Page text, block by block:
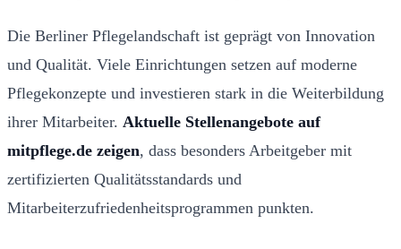
Die Berliner Pflegelandschaft ist geprägt von Innovation
und Qualität. Viele Einrichtungen setzen auf moderne
Pflegekonzepte und investieren stark in die Weiterbildung
ihrer Mitarbeiter. Aktuelle Stellenangebote auf
mitpflege.de zeigen, dass besonders Arbeitgeber mit
zertifizierten Qualitätsstandards und
Mitarbeiterzufriedenheitsprogrammen punkten.